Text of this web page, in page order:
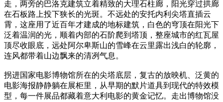
走，两旁的巴洛克建筑立着精致的大理石柱廊，阳光穿过拱廊
在石板路上投下狭长的光斑。不远处的安托内利尖塔直插云
霄，这座用了近百年才建成的地标建筑，白色的穹顶在阳光下
泛着温润的光，顺着内部的石阶爬到塔顶，整座城市的红瓦屋
顶尽收眼底，远处阿尔卑斯山的雪峰在云里露出浅白的轮廓，
连风都带着山边飘来的清冽气息。
拐进国家电影博物馆所在的尖塔底层，复古的放映机、泛黄的
电影海报静静躺在展柜里，从早期的默片道具到现代的特效模
型，每一件展品都藏着意大利电影的黄金记忆。走出博物馆没